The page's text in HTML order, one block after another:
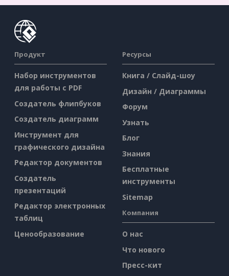
Продукт
Набор инструментов
для работы с PDF
Создатель флипбуков
Создатель диаграмм
Инструмент для
графического дизайна
Редактор документов
Создатель
презентаций
Редактор электронных
таблиц
Ценообразование
Ресурсы
Книга / Слайд-шоу
Дизайн / Диаграммы
Форум
Узнать
Блог
Знания
Бесплатные
инструменты
Sitemap
Компания
О нас
Что нового
Пресс-кит